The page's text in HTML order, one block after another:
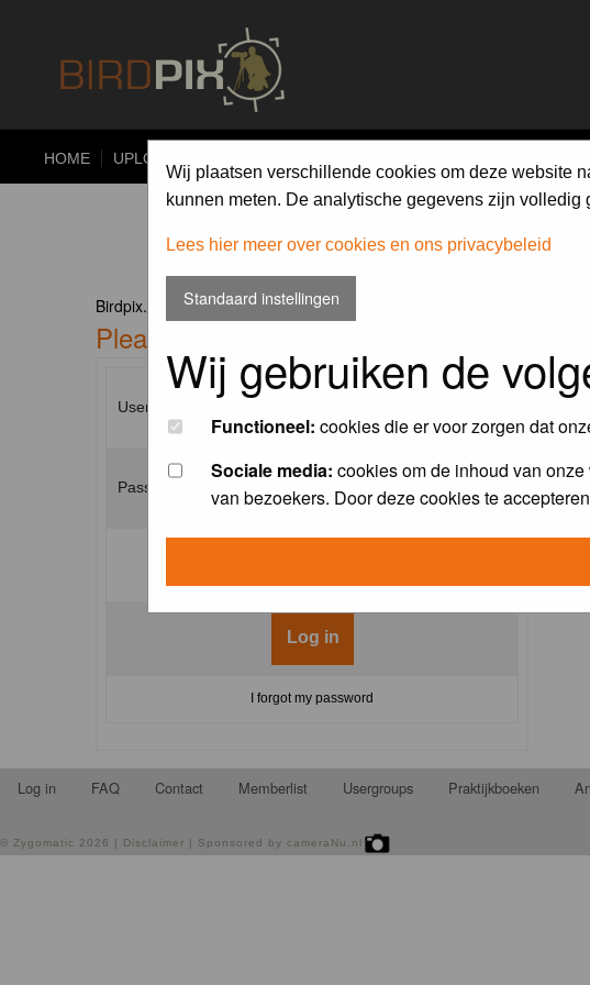
HOME UPLOAD
Wij plaatsen verschillende cookies om deze website
kunnen meten. De analytische gegevens zijn
Lees hier meer over cookies en ons privacybeleid
Standaard instellingen
Wij gebruiken de
Functioneel: cookies die er voor zorgen dat
Sociale media: cookies om de inhoud van
van bezoekers. Door deze cookies te
Birdpix.nl Forum Index
Please enter your username and password
Username:
Password:
I forgot my password
Log in FAQ Contact Memberlist Usergroups Praktijkboeken
© Zygomatic 2026 | Disclaimer | Sponsored by cameraNu.nl